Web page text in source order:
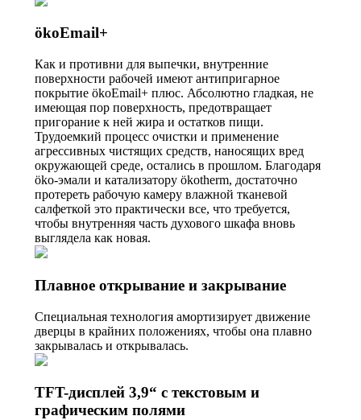
ökoEmail+
Как и противни для выпечки, внутренние
поверхности рабочей имеют антипригарное
покрытие ökoEmail+ плюс. Абсолютно гладкая, не
имеющая пор поверхность, предотвращает
пригорание к ней жира и остатков пищи.
Трудоемкий процесс очистки и применение
агрессивных чистящих средств, наносящих вред
окружающей среде, остались в прошлом. Благодаря
öko-эмали и катализатору ökotherm, достаточно
протереть рабочую камеру влажной тканевой
салфеткой это практически все, что требуется,
чтобы внутренняя часть духового шкафа вновь
выглядела как новая.
Плавное открывание и закрывание
Специальная технология амортизирует движение
дверцы в крайних положениях, чтобы она плавно
закрывалась и открывалась.
TFT-дисплей 3,9“ с текстовым и
графическим полями